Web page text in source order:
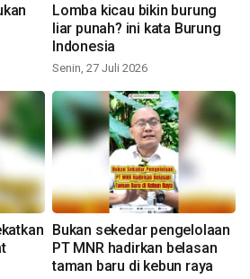
Lomba kicau bikin burung
liar punah? ini kata Burung
Indonesia
Senin, 27 Juli 2026
Bukan sekedar pengelolaan
PT MNR hadirkan belasan
taman baru di kebun raya